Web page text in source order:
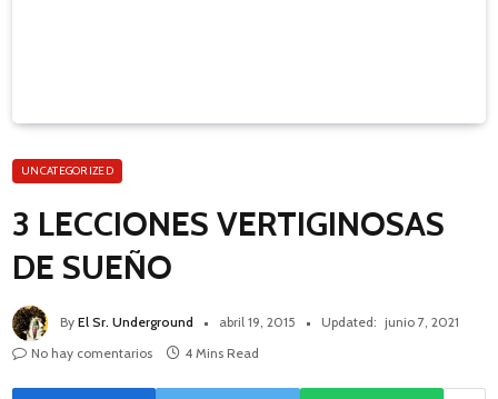
UNCATEGORIZED
3 LECCIONES VERTIGINOSAS
DE SUEÑO
By El Sr. Underground abril 19, 2015 Updated: junio 7, 2021
No hay comentarios
4 Mins Read